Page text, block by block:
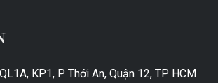
KP1, P. Thới An, Quận 12, TP HCM